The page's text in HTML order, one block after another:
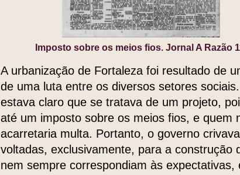
Imposto sobre os meios fios. Jornal A Razão
A urbanização de Fortaleza foi resultado de
de uma luta entre os diversos setores
estava claro que se tratava de um projeto,
até um imposto sobre os meios fios, e quem
acarretaria multa. Portanto, o governo
voltadas, exclusivamente, para a construção
nem sempre correspondiam às expectativas,